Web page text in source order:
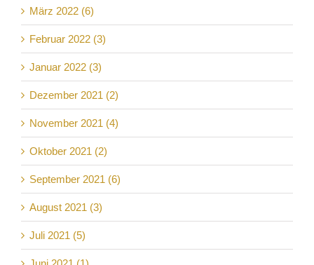
März 2022 (6)
Februar 2022 (3)
Januar 2022 (3)
Dezember 2021 (2)
November 2021 (4)
Oktober 2021 (2)
September 2021 (6)
August 2021 (3)
Juli 2021 (5)